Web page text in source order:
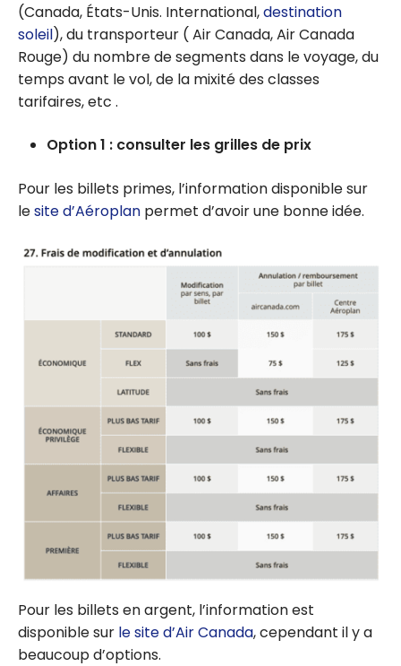
(Canada, États-Unis. International,destination
soleil), du transporteur ( Air Canada, Air Canada
Rouge) du nombre de segments dans le voyage, du
temps avant le vol, de la mixité des classes
tarifaires, etc .
Option 1 : consulter les grilles de prix
Pour les billets primes, l’information disponible sur
lesite d’Aéroplan permet d’avoir une bonne idée.
Pour les billets en argent, l’information est
disponible sur le site d’Air Canada, cependant il y a
beaucoup d’options.